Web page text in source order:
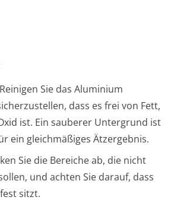
Reinigen Sie das Aluminium
dass es frei von Fett,
ist. Ein sauberer Untergrund ist
ein gleichmäßiges Ätzergebnis.
Sie die Bereiche ab, die nicht
und achten Sie darauf, dass
sitzt.